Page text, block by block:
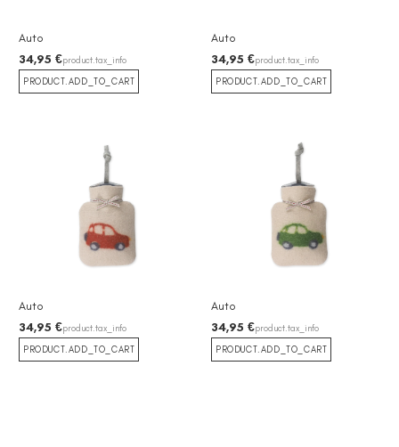
Auto
34,95 €product.tax_info
PRODUCT.ADD_TO_CART
Auto
34,95 €product.tax_info
PRODUCT.ADD_TO_CART
Auto
34,95 €product.tax_info
PRODUCT.ADD_TO_CART
Auto
34,95 €product.tax_info
PRODUCT.ADD_TO_CART